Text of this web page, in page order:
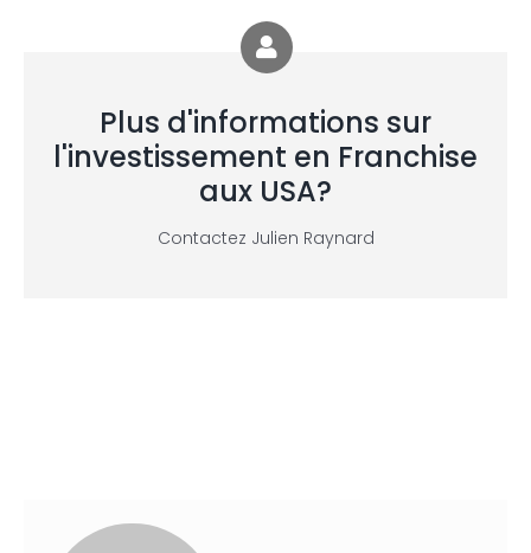
Plus d'informations sur
l'investissement en Franchise
aux USA?
Contactez Julien Raynard